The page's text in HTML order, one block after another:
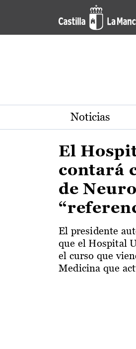
Pasar al contenido principal
Actualidad de la
Noticias
El
contará
de
El presidente
que el Hospital
el curso que
Medicina que